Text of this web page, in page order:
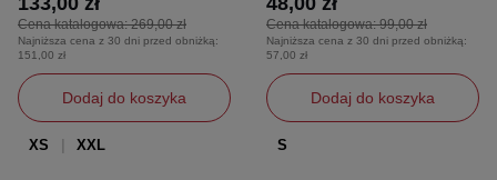
Cena katalogowa:269,00 zł
Najniższa cena z 30 dni przed obniżką:
151,00 zł
Dodaj do koszyka
XS XXL
Cena katalogowa:99,00 zł
Najniższa cena z 30 dni przed obniżką:
57,00 zł
Dodaj do koszyka
S